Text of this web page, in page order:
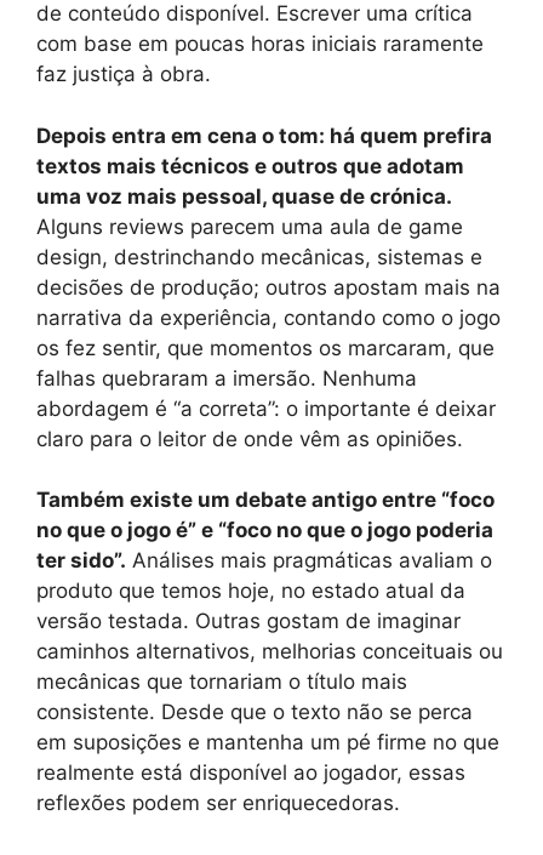
de conteúdo disponível. Escrever uma crítica
com base em poucas horas iniciais raramente
faz justiça à obra.
Depois entra em cena o tom: há quem prefira
textos mais técnicos e outros que adotam
uma voz mais pessoal, quase de crónica.
Alguns reviews parecem uma aula de game
design, destrinchando mecânicas, sistemas e
decisões de produção; outros apostam mais na
narrativa da experiência, contando como o jogo
os fez sentir, que momentos os marcaram, que
falhas quebraram a imersão. Nenhuma
abordagem é “a correta”: o importante é deixar
claro para o leitor de onde vêm as opiniões.
Também existe um debate antigo entre “foco
no que o jogo é” e “foco no que o jogo poderia
ter sido”. Análises mais pragmáticas avaliam o
produto que temos hoje, no estado atual da
versão testada. Outras gostam de imaginar
caminhos alternativos, melhorias conceituais ou
mecânicas que tornariam o título mais
consistente. Desde que o texto não se perca
em suposições e mantenha um pé firme no que
realmente está disponível ao jogador, essas
reflexões podem ser enriquecedoras.